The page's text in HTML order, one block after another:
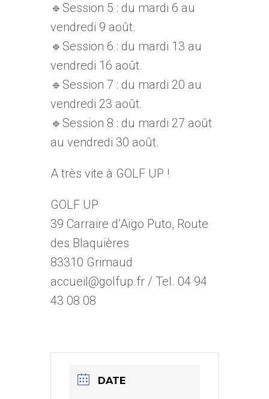
🔹Session 5 : du mardi 6 au
vendredi 9 août.
🔹Session 6 : du mardi 13 au
vendredi 16 août.
🔹Session 7 : du mardi 20 au
vendredi 23 août.
🔹Session 8 : du mardi 27 août
au vendredi 30 août.
A très vite à GOLF UP !
GOLF UP
39 Carraire d’Aïgo Puto, Route
des Blaquières
83310 Grimaud
accueil@golfup.fr / Tel. 04 94
43 08 08
DATE